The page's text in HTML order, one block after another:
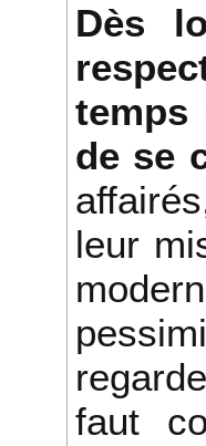
Dès
temps
de se
leur
faut